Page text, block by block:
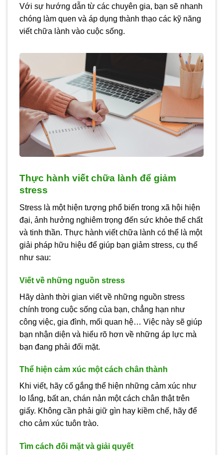
Với sự hướng dẫn từ các chuyên gia, bạn sẽ nhanh
chóng làm quen và áp dụng thành thạo các kỹ năng
viết chữa lành vào cuộc sống.
Thực hành viết chữa lành để giảm
stress
Stress là một hiện tượng phổ biến trong xã hội hiện
đại, ảnh hưởng nghiêm trọng đến sức khỏe thể chất
và tinh thần. Thực hành viết chữa lành có thể là một
giải pháp hữu hiệu để giúp bạn giảm stress, cụ thể
như sau:
Viết về những nguồn stress
Hãy dành thời gian viết về những nguồn stress
chính trong cuộc sống của bạn, chẳng hạn như
công việc, gia đình, mối quan hệ… Việc này sẽ giúp
bạn nhận diện và hiểu rõ hơn về những áp lực mà
bạn đang phải đối mặt.
Thể hiện cảm xúc một cách chân thành
Khi viết, hãy cố gắng thể hiện những cảm xúc như
lo lắng, bất an, chán nản một cách chân thật trên
giấy. Không cần phải giữ gìn hay kiềm chế, hãy để
cho cảm xúc tuôn trào.
Tìm cách đối mặt và giải quyết